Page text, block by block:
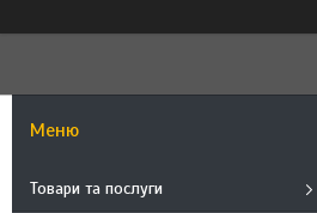
Товари та послуги